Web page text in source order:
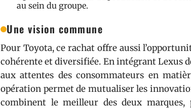
au sein du groupe.
Une vision commune
Pour Toyota, ce rachat offre aussi
cohérente et diversifiée. En intégrant Lexus
aux attentes des consommateurs en
opération permet de mutualiser les
combinent le meilleur des deux